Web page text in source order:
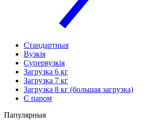
Стандартныя
Вузкія
Супервузкія
Загрузка 6 кг
Загрузка 7 кг
Загрузка 8 кг (большая загрузка)
С паром
Папулярныя